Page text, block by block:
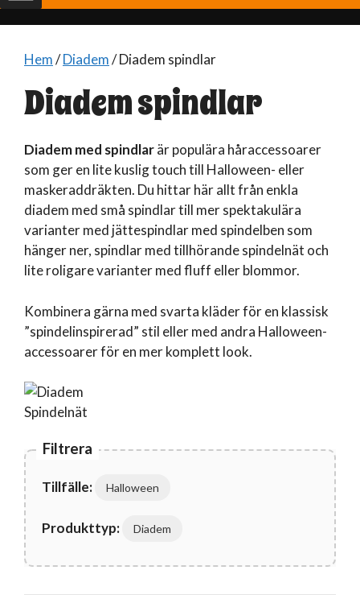
Hem/Diadem/ Diadem spindlar
Diadem spindlar
Diadem med spindlarär populära håraccessoarer
som ger en lite kuslig touch till Halloween- eller
maskeraddräkten. Du hittar här allt från enkla
diadem med små spindlar till mer spektakulära
varianter med jättespindlar med spindelben som
hänger ner, spindlar med tillhörande spindelnät och
lite roligare varianter med fluff eller blommor.
Kombinera gärna med svarta kläder för en klassisk
”spindelinspirerad” stil eller med andra Halloween-
accessoarer för en mer komplett look.
Filtrera
Tillfälle: Halloween
Produkttyp: Diadem